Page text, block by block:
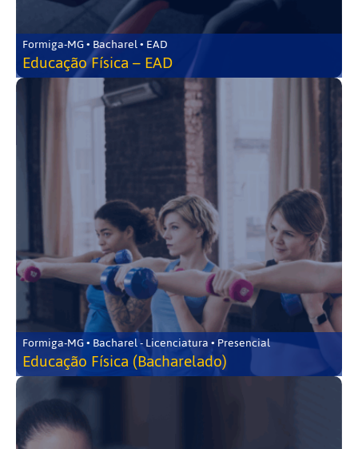
Formiga-MG • Bacharel • EAD
Educação Física – EAD
Formiga-MG • Bacharel - Licenciatura • Presencial
Educação Física (Bacharelado)